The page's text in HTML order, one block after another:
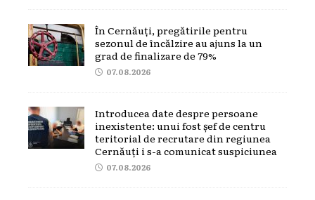
În Cernăuți, pregătirile pentru
sezonul de încălzire au ajuns la un
grad de finalizare de 79%
07.08.2026
Introducea date despre persoane
inexistente: unui fost șef de centru
teritorial de recrutare din regiunea
Cernăuți i s-a comunicat suspiciunea
07.08.2026